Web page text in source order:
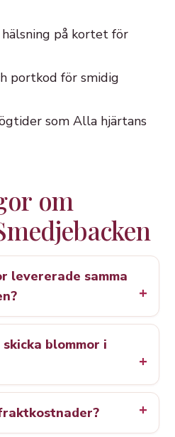
på kortet för
portkod för smidig
som Alla hjärtans
om
levererade samma
blommor i